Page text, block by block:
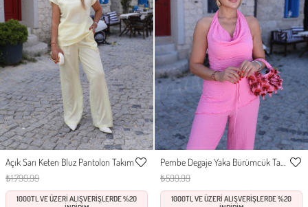
Açık Sarı Keten Bluz Pantolon Takım
Favorilere
Ekle
₺1.799,99
1000TL VE ÜZERİ ALIŞVERİŞLERDE %20
S
Ekle
₺599,99
1000TL VE ÜZERİ ALIŞVERİŞLERDE %20